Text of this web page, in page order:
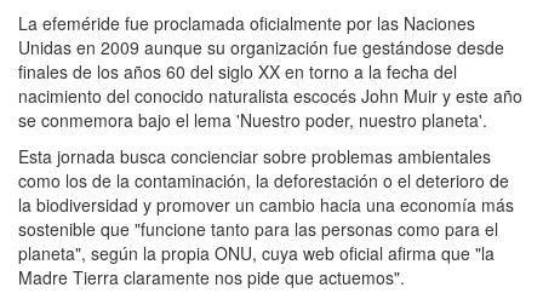
La efeméride fue proclamada oficialmente por las Naciones
Unidas en 2009 aunque su organización fue gestándose desde
finales de los años 60 del siglo XX en torno a la fecha del
nacimiento del conocido naturalista escocés John Muir y este año
se conmemora bajo el lema 'Nuestro poder, nuestro planeta'.
Esta jornada busca concienciar sobre problemas ambientales
como los de la contaminación, la deforestación o el deterioro de
la biodiversidad y promover un cambio hacia una economía más
sostenible que "funcione tanto para las personas como para el
planeta", según la propia ONU, cuya web oficial afirma que "la
Madre Tierra claramente nos pide que actuemos".